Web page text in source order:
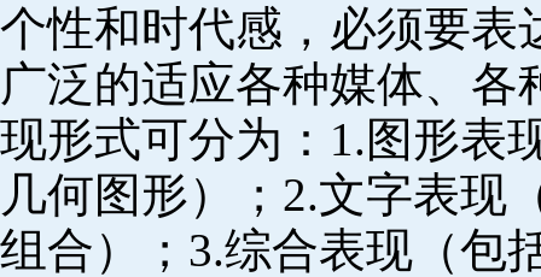
个性和时代感，必须要表
广泛的适应各种媒体、
现形式可分为：1.图形表
几何图形）；2.文字表现
组合）；3.综合表现（包